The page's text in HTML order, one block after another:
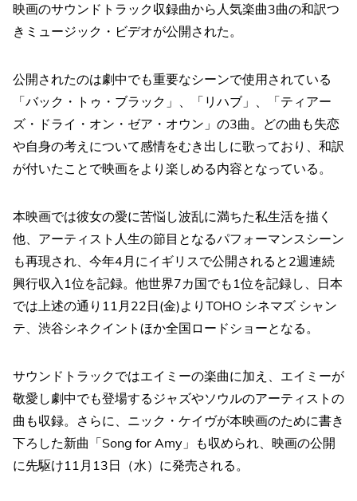
映画のサウンドトラック収録曲から人気楽曲3曲の和訳つ
きミュージック・ビデオが公開された。
公開されたのは劇中でも重要なシーンで使用されている
「バック・トゥ・ブラック」、「リハブ」、「ティアー
ズ・ドライ・オン・ゼア・オウン」の3曲。どの曲も失恋
や自身の考えについて感情をむき出しに歌っており、和訳
が付いたことで映画をより楽しめる内容となっている。
本映画では彼女の愛に苦悩し波乱に満ちた私生活を描く
他、アーティスト人生の節目となるパフォーマンスシーン
も再現され、今年4月にイギリスで公開されると2週連続
興行収入1位を記録。他世界7カ国でも1位を記録し、日本
では上述の通り11月22日(金)よりTOHO シネマズ シャン
テ、渋谷シネクイントほか全国ロードショーとなる。
サウンドトラックではエイミーの楽曲に加え、エイミーが
敬愛し劇中でも登場するジャズやソウルのアーティストの
曲も収録。さらに、ニック・ケイヴが本映画のために書き
下ろした新曲「Song for Amy」も収められ、映画の公開
に先駆け11月13日（水）に発売される。